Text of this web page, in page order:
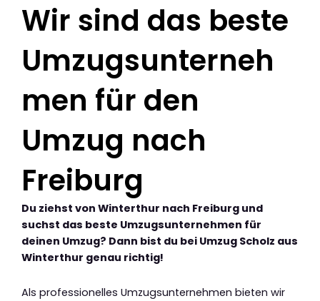
Wir sind das beste
Umzugsunterneh
men für den
Umzug nach
Freiburg
Du ziehst von Winterthur nach Freiburg und
suchst das beste Umzugsunternehmen für
deinen Umzug? Dann bist du bei Umzug Scholz aus
Winterthur genau richtig!
Als professionelles Umzugsunternehmen bieten wir